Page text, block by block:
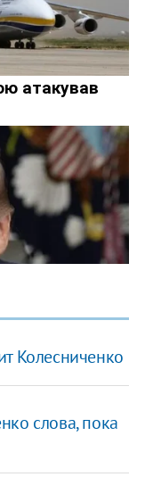
Колесниченко
слова, пока